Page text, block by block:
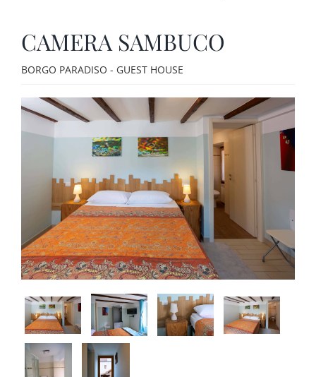
CAMERA SAMBUCO
BORGO PARADISO - GUEST HOUSE